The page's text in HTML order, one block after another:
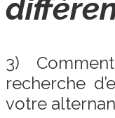
3)
recherche
votre